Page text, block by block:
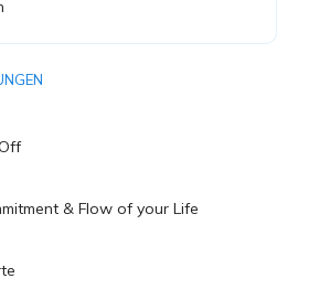
& Flow of your Life